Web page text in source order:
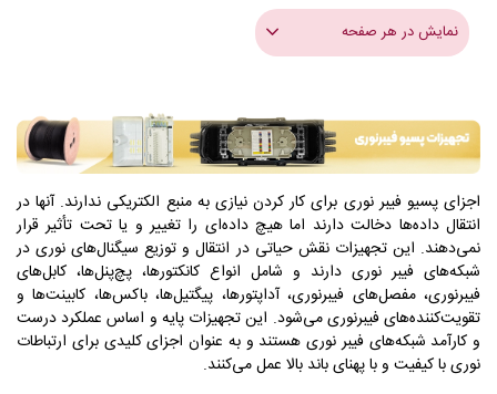
نمایش در هر صفحه
اجزای پسیو فیبر نوری برای کار کردن نیازی به منبع الکتریکی ندارند. آنها در
انتقال داده‌ها دخالت دارند اما هیچ داده‌ای را تغییر و یا تحت تأثیر قرار
نمی‌دهند. این تجهیزات نقش حیاتی در انتقال و توزیع سیگنال‌های نوری در
شبکه‌های فیبر نوری دارند و شامل انواع کانکتورها، پچ‌پنل‌ها، کابل‌های
فیبرنوری، مفصل‌های فیبرنوری، آداپتورها، پیگتیل‌ها، باکس‌ها، کابینت‌ها و
تقویت‌کننده‌های فیبرنوری می‌شود. این تجهیزات پایه و اساس عملکرد درست
و کارآمد شبکه‌های فیبر نوری هستند و به عنوان اجزای کلیدی برای ارتباطات
نوری با کیفیت و با پهنای باند بالا عمل می‌کنند.